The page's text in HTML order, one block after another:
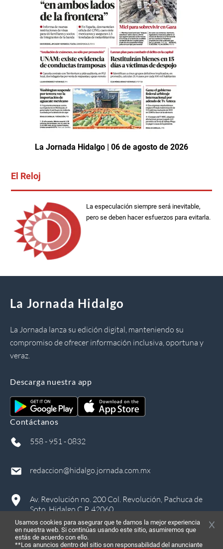
La Jornada Hidalgo | 06 de agosto de 2026
El Reloj
La especulación siempre será inevitable,
pero se deben hacer esfuerzos para evitarla.
La Jornada Hidalgo
La Jornada lanza su edición digital, manteniendo su
compromiso de ofrecer información inclusiva, oportuna y
veraz.
Descarga nuestra app
Contáctanos
558 - 951 - 0832
redaccion@hidalgo.jornada.com.mx
Av. Revolución no. 200 Col. Revolución, Pachuca de
Soto, Hidalgo C.P. 42060
Usamos cookies para asegurar que te damos la mejor experiencia
en nuestra web. Si continúas usando este sitio, asumiremos que
estás de acuerdo con ello.
**Los anuncios dentro del sitio son responsabilidad del anunciante